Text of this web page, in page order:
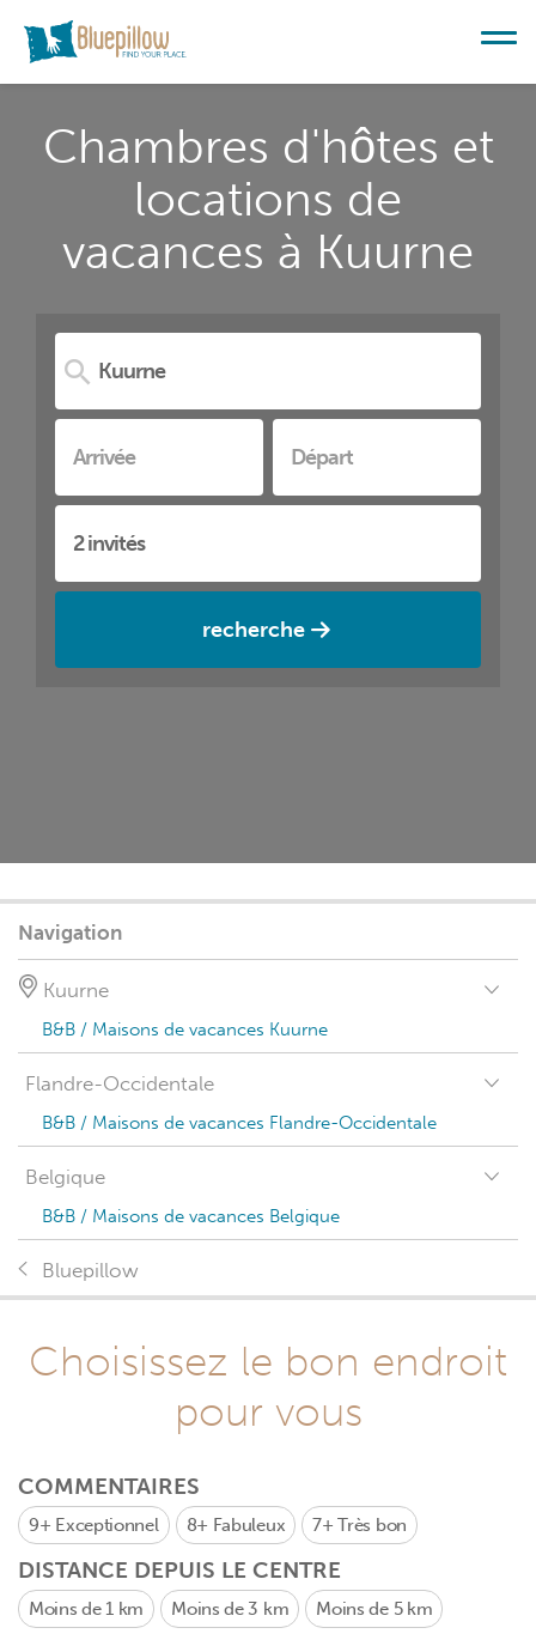
Chambres d'hôtes et
locations de
vacances à Kuurne
recherche
Navigation
Kuurne
B&B / Maisons de vacances Kuurne
Flandre-Occidentale
B&B / Maisons de vacances Flandre-Occidentale
Belgique
B&B / Maisons de vacances Belgique
Bluepillow
Choisissez le bon endroit
pour vous
COMMENTAIRES
9+ Exceptionnel 8+ Fabuleux 7+Très bon
DISTANCE DEPUIS LE CENTRE
Moins de 1 km Moins de 3 km Moins de 5 km